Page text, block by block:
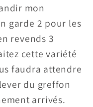
mon
garde 2 pour les
revends 3
cette variété
faudra attendre
du greffon
arrivés.